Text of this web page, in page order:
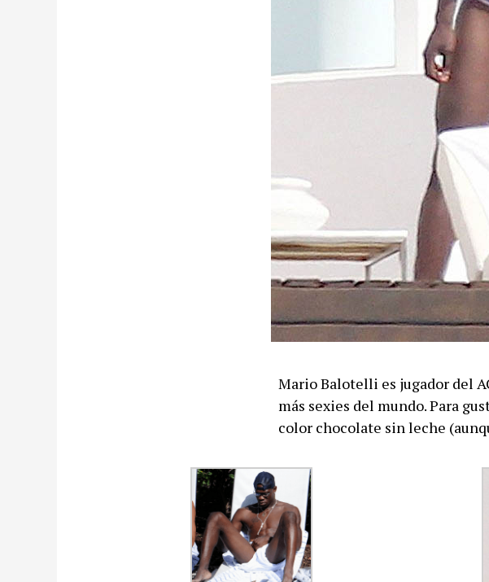
Mario Balotelli es jugador del
más sexies del mundo. Para
color chocolate sin leche